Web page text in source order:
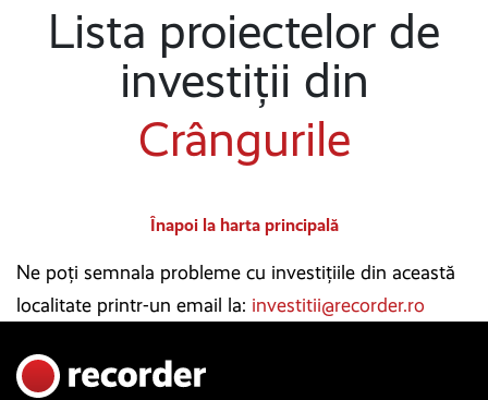
Lista proiectelor de
investiții din
Crângurile
Înapoi la harta principală
Ne poți semnala probleme cu investițiile din această
localitate printr-un email la: investitii@recorder.ro